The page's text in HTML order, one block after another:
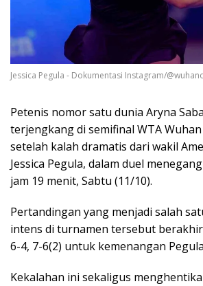
Jessica Pegula - Dokumentasi Instagram/
Petenis nomor satu dunia Aryna
terjengkang di semifinal WTA
setelah kalah dramatis dari wakil
Jessica Pegula, dalam duel
jam 19 menit, Sabtu (11/10).
Pertandingan yang menjadi salah
intens di turnamen tersebut
6-4, 7-6(2) untuk kemenangan
Kekalahan ini sekaligus